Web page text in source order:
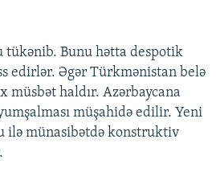
tükənib. Bunu hətta despotik
edirlər. Əgər Türkmənistan belə
müsbət haldır. Azərbaycana
müşahidə edilir. Yeni
ilə münasibətdə konstruktiv